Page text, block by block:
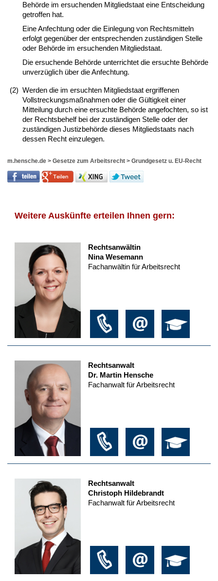
Behörde im ersuchenden Mitgliedstaat eine Entscheidung
getroffen hat.
Eine Anfechtung oder die Einlegung von Rechtsmitteln
erfolgt gegenüber der entsprechenden zuständigen Stelle
oder Behörde im ersuchenden Mitgliedstaat.
Die ersuchende Behörde unterrichtet die ersuchte Behörde
unverzüglich über die Anfechtung.
(2) Werden die im ersuchten Mitgliedstaat ergriffenen
Vollstreckungsmaßnahmen oder die Gültigkeit einer
Mitteilung durch eine ersuchte Behörde angefochten, so ist
der Rechtsbehelf bei der zuständigen Stelle oder der
zuständigen Justizbehörde dieses Mitgliedstaats nach
dessen Recht einzulegen.
m.hensche.de > Gesetze zum Arbeitsrecht > Grundgesetz u. EU-Recht
Weitere Auskünfte erteilen Ihnen gern:
Rechtsanwältin
Nina Wesemann
Fachanwältin für Arbeitsrecht
Rechtsanwalt
Dr. Martin Hensche
Fachanwalt für Arbeitsrecht
Rechtsanwalt
Christoph Hildebrandt
Fachanwalt für Arbeitsrecht